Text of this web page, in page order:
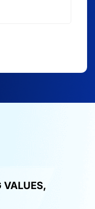
VALUES,